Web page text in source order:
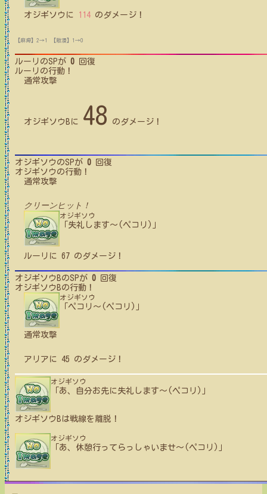
オジギソウ に 114 のダメージ！
【麻痺】2→1 【散漫】1→0
ルーリ のSPが 0 回復
ルーリ の行動！
通常攻撃
オジギソウB に 48 のダメージ！
オジギソウ のSPが 0 回復
オジギソウ の行動！
通常攻撃
クリーンヒット！
オジギソウ
「失礼します〜(ペコリ)」
ルーリ に 67 のダメージ！
オジギソウBのSPが 0 回復
オジギソウBの行動！
オジギソウ
「ペコリ〜(ペコリ)」
通常攻撃
アリア に 45 のダメージ！
オジギソウ
「あ、自分お先に失礼します〜(ペコリ)」
オジギソウBは戦線を離脱！
オジギソウ
「あ、休憩行ってらっしゃいませ〜(ペコリ)」